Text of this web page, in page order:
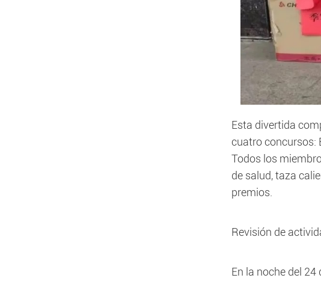
Esta divertida
cuatro concursos:
Todos los
de salud, taza
premios.
Revisión de
En la noche del